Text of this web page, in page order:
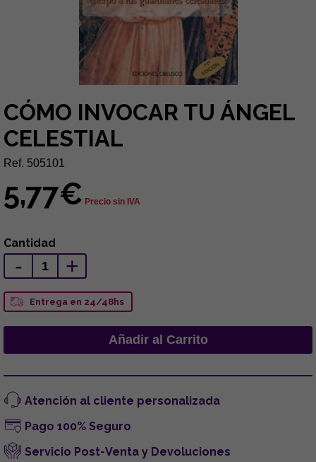
CÓMO INVOCAR TU ÁNGEL
CELESTIAL
Ref. 505101
5,77€ Precio sin IVA
Cantidad
- +
Entrega en 24/48hs
Atención al cliente personalizada
Pago 100% Seguro
Servicio Post-Venta y Devoluciones